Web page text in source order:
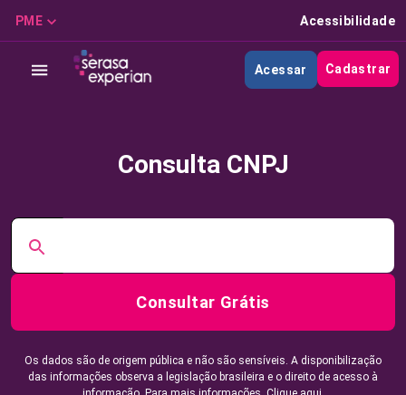
PME Acessibilidade
Acessar Cadastrar
Consulta CNPJ
Consultar Grátis
Os dados são de origem pública e não são sensíveis. A disponibilização
das informações observa a legislação brasileira e o direito de acesso à